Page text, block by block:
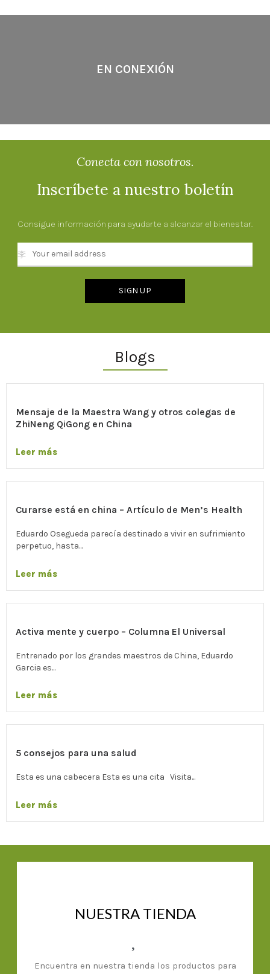
EN CONEXIÓN
Conecta con nosotros.
Inscríbete a nuestro boletín
Consigue información para ayudarte a alcanzar el bienestar.
Blogs
Mensaje de la Maestra Wang y otros colegas de
ZhiNeng QiGong en China
Leer más
Curarse está en china – Artículo de Men’s Health
Eduardo Osegueda parecía destinado a vivir en sufrimiento
perpetuo, hasta...
Leer más
Activa mente y cuerpo – Columna El Universal
Entrenado por los grandes maestros de China, Eduardo
Garcia es...
Leer más
5 consejos para una salud
Esta es una cabecera Esta es una cita Visita...
Leer más
NUESTRA TIENDA
Encuentra en nuestra tienda los productos para